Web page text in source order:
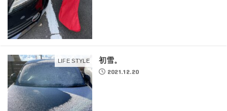
LIFE STYLE 初雪。
2021.12.20